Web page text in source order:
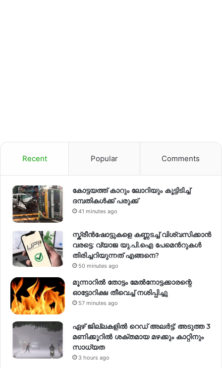
Recent Popular Comments
കോട്ടയത്ത് കാറും ലോറിയും കൂട്ടിടിച്ച്
ദമ്പതികള്‍ക്ക് പരുക്ക്
41 minutes ago
സ്ക്രീൻഷോട്ടുകളെ കണ്ണടച്ച് വിശ്വസിക്കാൻ
വരട്ടെ: വ്യാജ യു.പി.ഐ പേമെന്‍റുകൾ
തിരിച്ചറിയുന്നത് എങ്ങനെ?
50 minutes ago
മൂന്നാറിൽ തോട്ടം മേൽനോട്ടക്കാരന്റെ
ഓട്ടോറിക്ഷ തീവെച്ച് നശിപ്പിച്ചു
57 minutes ago
ഏഴ് ജില്ലകളില്‍ റെഡ് അലര്‍ട്ട്: അടുത്ത 3
മണിക്കൂറിൽ ശക്തമായ മഴക്കും കാറ്റിനും
സാധ്യത
3 hours ago